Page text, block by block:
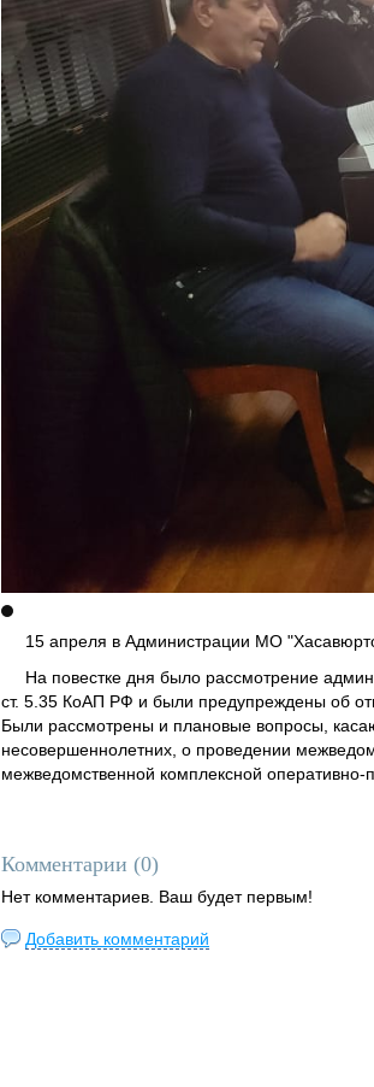
15 апреля в Администрации МО
На повестке дня было рассмотрение
ст. 5.35 КоАП РФ и были предупреждены об
Были рассмотрены и плановые вопросы,
несовершеннолетних, о проведении
межведомственной комплексной
Комментарии (0)
Нет комментариев. Ваш будет первым!
Добавить комментарий